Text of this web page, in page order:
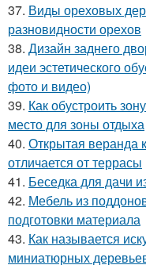
37. Виды ореховых
разновидности орехов
38. Дизайн заднего
идеи эстетического
фото и видео)
39. Как обустроить
место для зоны отдыха
40. Открытая веранда
отличается от террасы
41. Беседка для дачи
42. Мебель из
подготовки материала
43. Как называется
миниатюрных